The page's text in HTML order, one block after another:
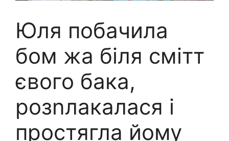
Юля побачила
бом жа біля смітт
євого бака,
розnлакалася і
простягла йому